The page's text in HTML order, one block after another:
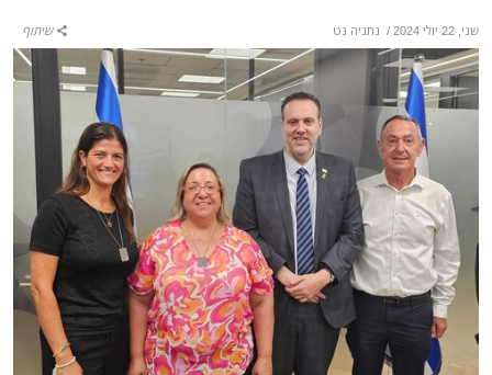
שני, 22 יולי 2024 / נתניה נט שיתוף